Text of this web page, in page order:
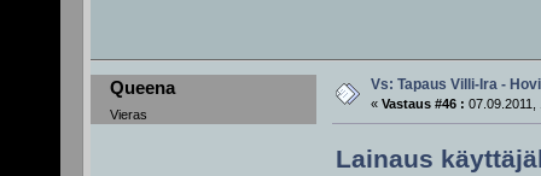
Queena
Vieras
Vs: Tapaus Villi-Ira -
« Vastaus #46 : 07.09.2011,
Lainaus